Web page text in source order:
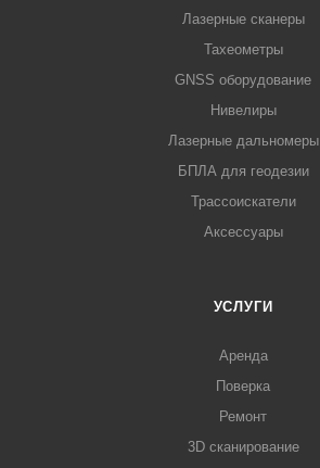
Лазерные сканеры
Тахеометры
GNSS оборудование
Нивелиры
Лазерные дальномеры
БПЛА для геодезии
Трассоискатели
Аксессуары
УСЛУГИ
Аренда
Поверка
Ремонт
3D сканирование